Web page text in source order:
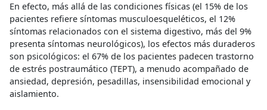
En efecto, más allá de las condiciones físicas (el 15% de los
pacientes refiere síntomas musculoesqueléticos, el 12%
síntomas relacionados con el sistema digestivo, más del 9%
presenta síntomas neurológicos), los efectos más duraderos
son psicológicos: el 67% de los pacientes padecen trastorno
de estrés postraumático (TEPT), a menudo acompañado de
ansiedad, depresión, pesadillas, insensibilidad emocional y
aislamiento.